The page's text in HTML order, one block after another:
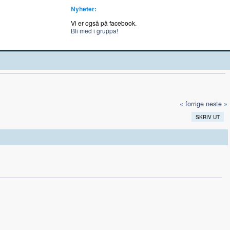
Nyheter:
Vi er også på facebook.
Bli med i gruppa!
« forrige neste »
SKRIV UT